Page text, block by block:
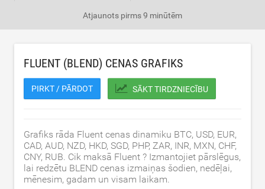
Atjaunots pirms 9 minūtēm
FLUENT (BLEND) CENAS GRAFIKS
PIRKT / PĀRDOT SĀKT TIRDZNIECĪBU
Grafiks rāda Fluent cenas dinamiku BTC, USD, EUR,
CAD, AUD, NZD, HKD, SGD, PHP, ZAR, INR, MXN, CHF,
CNY, RUB. Cik maksā Fluent ? Izmantojiet pārslēgus,
lai redzētu BLEND cenas izmaiņas šodien, nedēļai,
mēnesim, gadam un visam laikam.